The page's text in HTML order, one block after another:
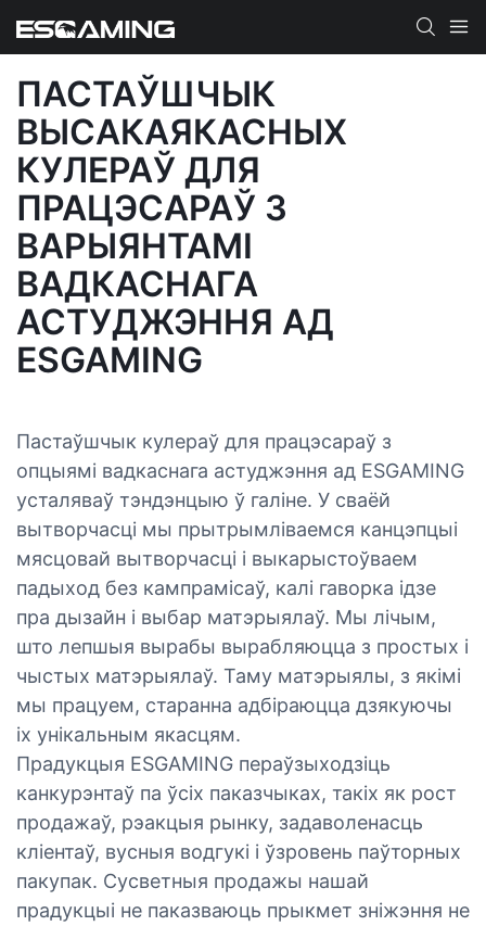
ПАСТАЎШЧЫК
ВЫСАКАЯКАСНЫХ
КУЛЕРАЎ ДЛЯ
ПРАЦЭСАРАЎ З
ВАРЫЯНТАМІ
ВАДКАСНАГА
АСТУДЖЭННЯ АД
ESGAMING
Пастаўшчык кулераў для працэсараў з
опцыямі вадкаснага астуджэння ад ESGAMING
усталяваў тэндэнцыю ў галіне. У сваёй
вытворчасці мы прытрымліваемся канцэпцыі
мясцовай вытворчасці і выкарыстоўваем
падыход без кампрамісаў, калі гаворка ідзе
пра дызайн і выбар матэрыялаў. Мы лічым,
што лепшыя вырабы вырабляюцца з простых і
чыстых матэрыялаў. Таму матэрыялы, з якімі
мы працуем, старанна адбіраюцца дзякуючы
іх унікальным якасцям.
Прадукцыя ESGAMING пераўзыходзіць
канкурэнтаў па ўсіх паказчыках, такіх як рост
продажаў, рэакцыя рынку, задаволенасць
кліентаў, вусныя водгукі і ўзровень паўторных
пакупак. Сусветныя продажы нашай
прадукцыі не паказваюць прыкмет зніжэння не